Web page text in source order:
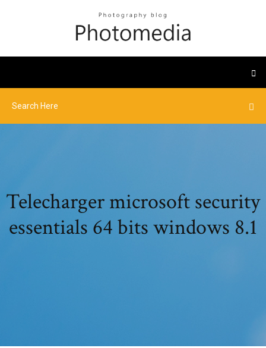
Telecharger microsoft security
essentials 64 bits windows 8.1